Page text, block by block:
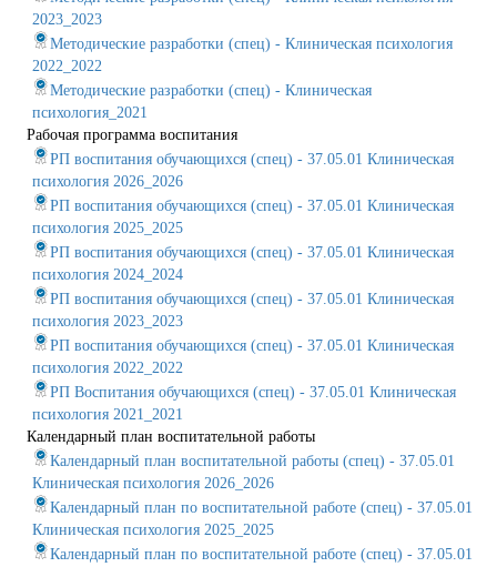
2023_2023
Методические разработки (спец) - Клиническая психология
2022_2022
Методические разработки (спец) - Клиническая
психология_2021
Рабочая программа воспитания
РП воспитания обучающихся (спец) - 37.05.01 Клиническая
психология 2026_2026
РП воспитания обучающихся (спец) - 37.05.01 Клиническая
психология 2025_2025
РП воспитания обучающихся (спец) - 37.05.01 Клиническая
психология 2024_2024
РП воспитания обучающихся (спец) - 37.05.01 Клиническая
психология 2023_2023
РП воспитания обучающихся (спец) - 37.05.01 Клиническая
психология 2022_2022
РП Воспитания обучающихся (спец) - 37.05.01 Клиническая
психология 2021_2021
Календарный план воспитательной работы
Календарный план воспитательной работы (спец) - 37.05.01
Клиническая психология 2026_2026
Календарный план по воспитательной работе (спец) - 37.05.01
Клиническая психология 2025_2025
Календарный план по воспитательной работе (спец) - 37.05.01